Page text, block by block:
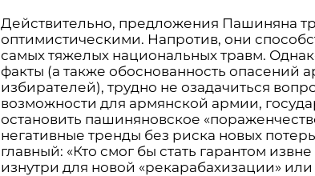
Действительно, предложения Пашиняна
оптимистическими. Напротив, они
самых тяжелых национальных травм.
факты (а также обоснованность опасений
избирателей), трудно не озадачиться
возможности для армянской армии,
остановить пашиняновское
негативные тренды без риска новых
главный: «Кто смог бы стать гарантом
изнутри для новой «рекарабахизации»